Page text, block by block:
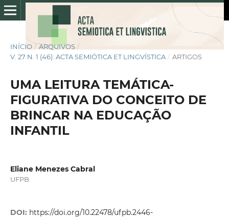
INÍCIO / ARQUIVOS /
V. 27 N. 1 (46): ACTA SEMIÓTICA ET LINGVÍSTICA / ARTIGOS
UMA LEITURA TEMÁTICA-
FIGURATIVA DO CONCEITO DE
BRINCAR NA EDUCAÇÃO
INFANTIL
Eliane Menezes Cabral
UFPB
DOI: https://doi.org/10.22478/ufpb.2446-